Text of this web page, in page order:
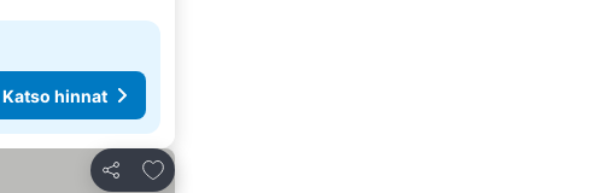
Katso hinnat
Jaa
Lisää suosikkeihin